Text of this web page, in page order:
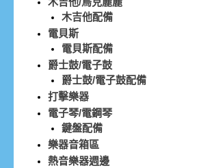
木吉他配備
電貝斯
電貝斯配備
爵士鼓/電子鼓
爵士鼓/電子鼓配備
打擊樂器
電子琴/電鋼琴
鍵盤配備
樂器音箱區
熱音樂器週邊